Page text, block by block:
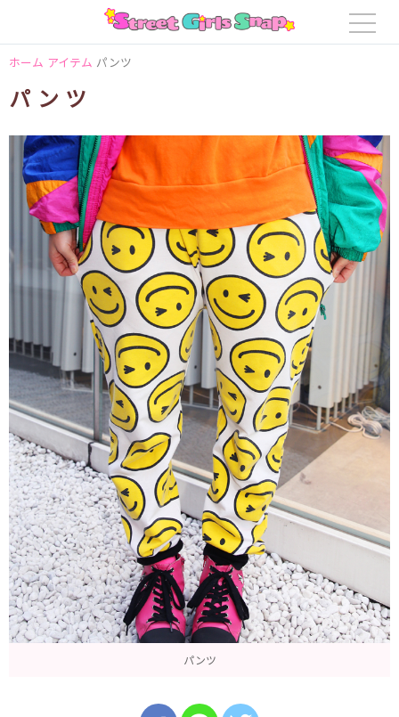
ホーム アイテム パンツ
パンツ
パンツ